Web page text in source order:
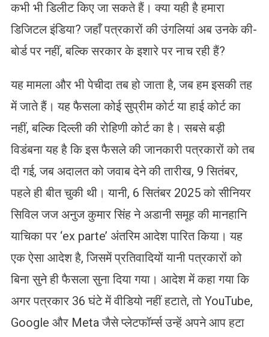
कभी भी डिलीट किए जा सकते हैं। क्या यही है हमारा
डिजिटल इंडिया? जहाँ पत्रकारों की उंगलियां अब उनके की-
बोर्ड पर नहीं, बल्कि सरकार के इशारे पर नाच रही हैं?
यह मामला और भी पेचीदा तब हो जाता है, जब हम इसकी तह
में जाते हैं। यह फैसला कोई सुप्रीम कोर्ट या हाई कोर्ट का
नहीं, बल्कि दिल्ली की रोहिणी कोर्ट का है। सबसे बड़ी
विडंबना यह है कि इस फैसले की जानकारी पत्रकारों को तब
दी गई, जब अदालत को जवाब देने की तारीख, 9 सितंबर,
पहले ही बीत चुकी थी। यानी, 6 सितंबर 2025 को सीनियर
सिविल जज अनुज कुमार सिंह ने अडानी समूह की मानहानि
याचिका पर ‘ex parte’ अंतरिम आदेश पारित किया। यह
एक ऐसा आदेश है, जिसमें प्रतिवादियों यानी पत्रकारों को
बिना सुने ही फैसला सुना दिया गया। आदेश में कहा गया कि
अगर पत्रकार 36 घंटे में वीडियो नहीं हटाते, तो YouTube,
Google और Meta जैसे प्लेटफॉर्म्स उन्हें अपने आप हटा